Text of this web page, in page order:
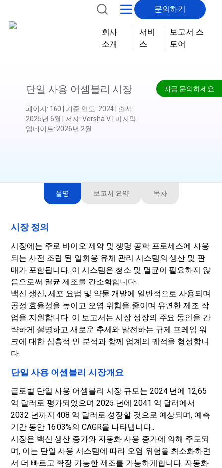
문의하기
회사
소개
서비
스
보고서 스
토어
지금 문의하세요
단일 사용 어셈블리 시장
페이지: 160 기준 연도: 2024 출시:
2025년 6월
저자: Versha V.
마지막
업데이트: 2026년 2월
설명 보고서 요약 목차
시장 정의
시장에는 주로 바이오 제약 및 생명 공학 프로세스에 사용
되는 사전 조립 된 일회용 유체 관리 시스템의 생산 및 판
매가 포함됩니다. 이 시스템은 청소 및 멸균이 필요하지 않
음으로써 멸균 제조를 간소화합니다.
백신 생산, 세포 요법 및 약물 개발에 일반적으로 사용되며
공정 효율성을 높이고 오염 위험을 줄이며 유연한 제조 작
업을 지원합니다. 이 보고서는 시장 성장의 주요 동인을 간
략하게 설명하고 새로운 추세와 발전하는 규제 프레임 워
크에 대한 심층적 인 분석과 함께 업계의 궤적을 형성합니
다.
단일 사용 어셈블리 시장개요
글로벌 단일 사용 어셈블리 시장 규모는 2024 년에 12,65
억 달러로 평가되었으며 2025 년에 2041 억 달러에서
2032 년까지 408 억 달러로 성장할 것으로 예상되며, 예측
기간 동안 16.03%의 CAGR을 나타냅니다..
시장은 백신 생산 증가와 자동화 사용 증가에 의해 주도되
며, 이는 단일 사용 시스템에 따라 오염 위험을 최소화하면
서 더 빠르고 확장 가능한 제조를 가능하게합니다. 자동화
지